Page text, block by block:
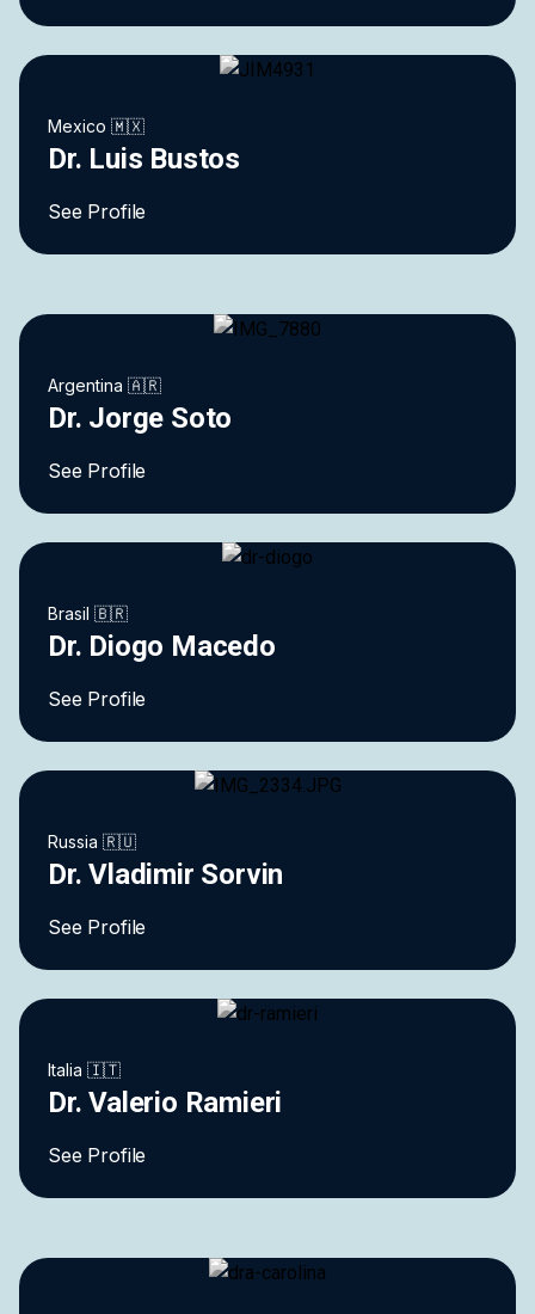
Mexico 🇲🇽
Dr. Luis Bustos
See Profile
Argentina 🇦🇷
Dr. Jorge Soto
See Profile
Brasil 🇧🇷
Dr. Diogo Macedo
See Profile
Russia 🇷🇺
Dr. Vladimir Sorvin
See Profile
Italia 🇮🇹
Dr. Valerio Ramieri
See Profile